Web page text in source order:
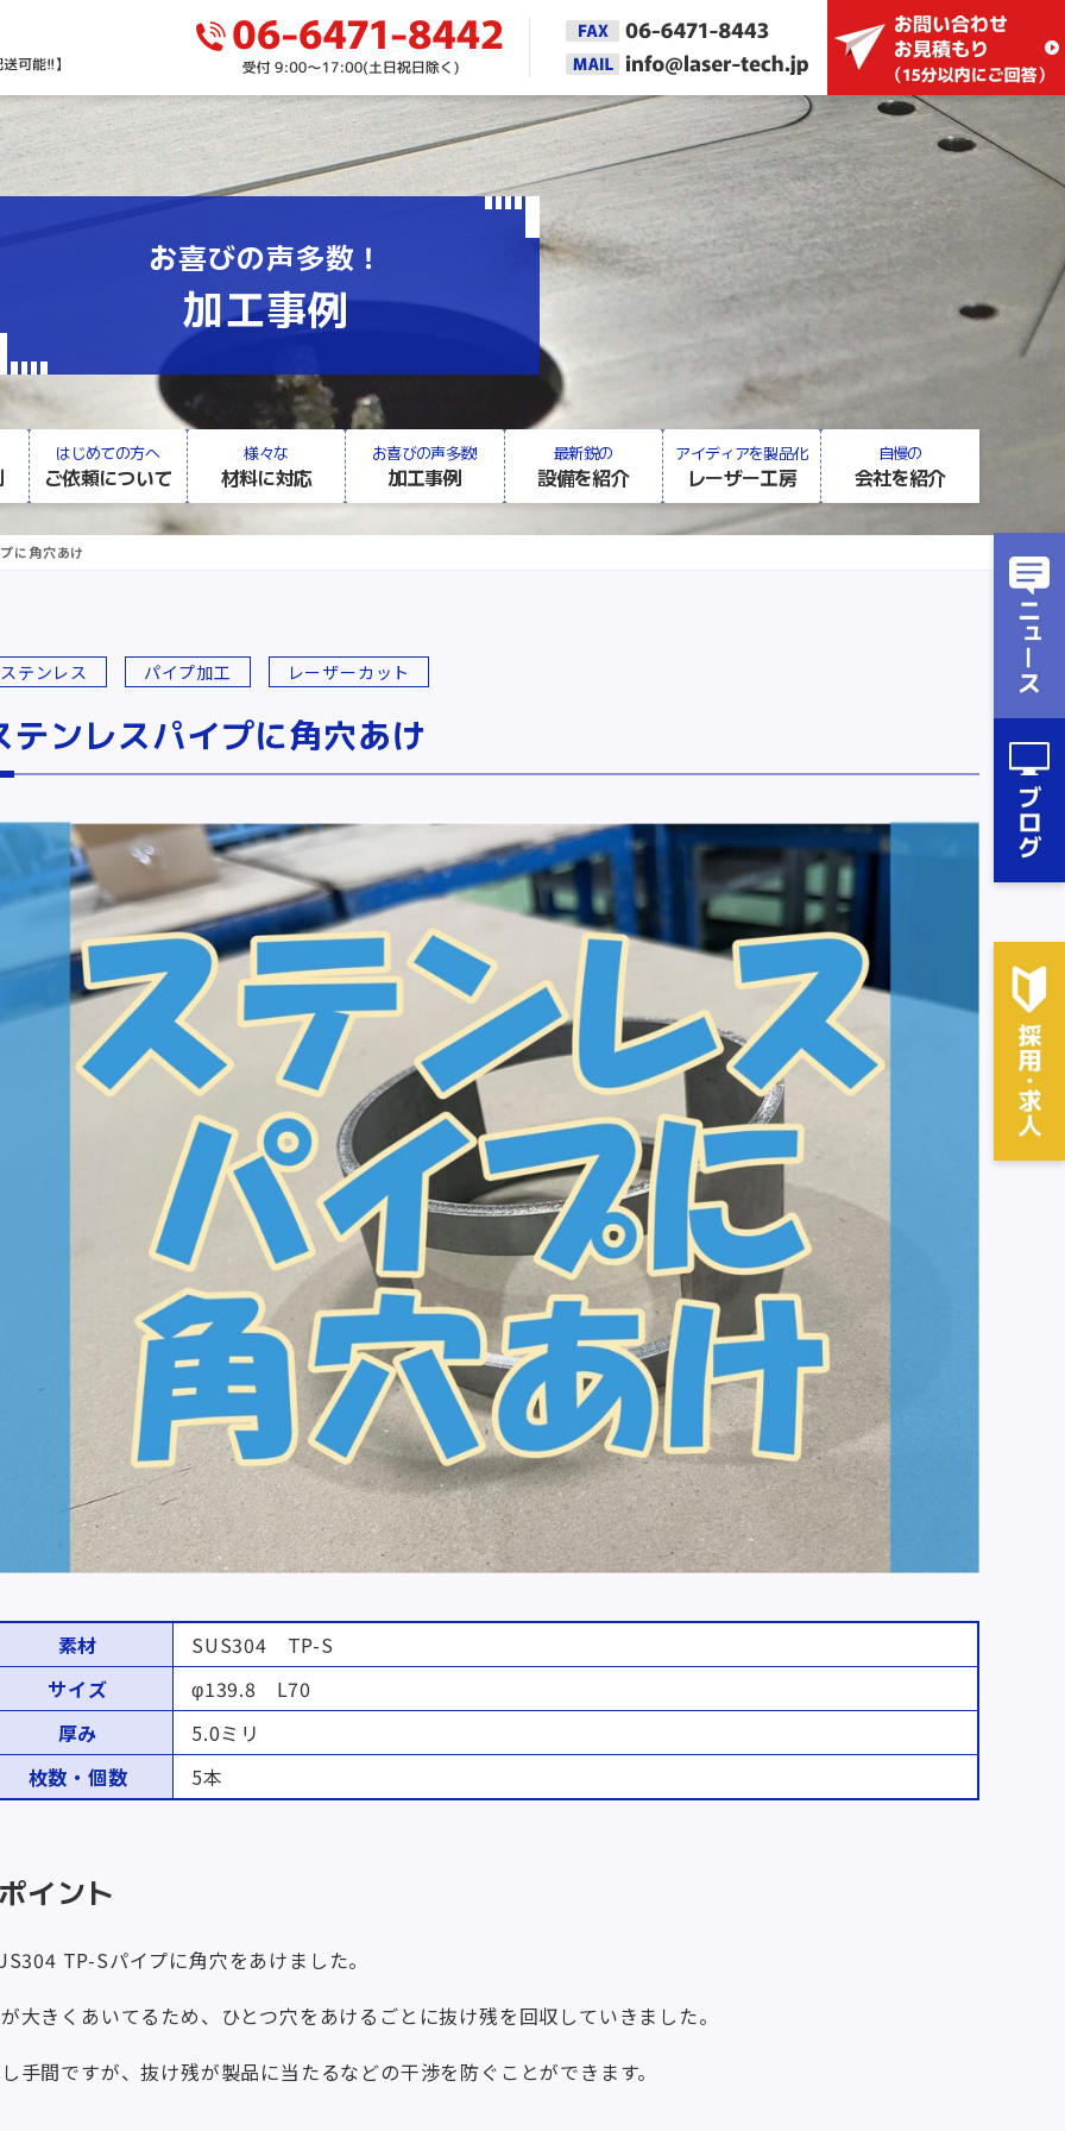
はじめての方へ
ご依頼について
様々な
材料に対応
お喜びの声多数!
加工事例
最新鋭の
設備を紹介
アイディアを製品化
レーザー工房
自慢の
会社を紹介
お喜びの声多数！
加工事例
に角穴あけ
ステンレス パイプ加工 レーザーカット
テンレスパイプに角穴あけ
素材
SUS304 TP-S
サイズ
φ139.8 L70
厚み
5.0ミリ
枚数・個数
5本
イント
TP-Sパイプに角穴をあけました。
大きくあいてるため、ひとつ穴をあけるごとに抜け残を回収していきました。
手間ですが、抜け残が製品に当たるなどの干渉を防ぐことができます。